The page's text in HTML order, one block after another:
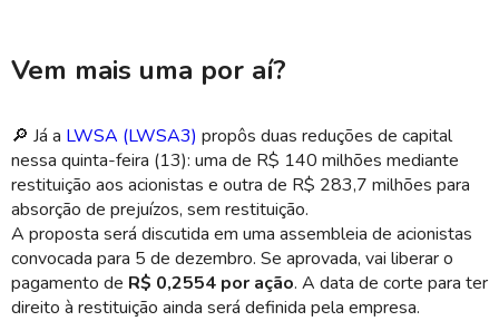
Vem mais uma por aí?
🔎 Já a LWSA (LWSA3) propôs duas reduções de capital
nessa quinta-feira (13): uma de R$ 140 milhões mediante
restituição aos acionistas e outra de R$ 283,7 milhões para
absorção de prejuízos, sem restituição.
A proposta será discutida em uma assembleia de acionistas
convocada para 5 de dezembro. Se aprovada, vai liberar o
pagamento de R$ 0,2554 por ação. A data de corte para ter
direito à restituição ainda será definida pela empresa.